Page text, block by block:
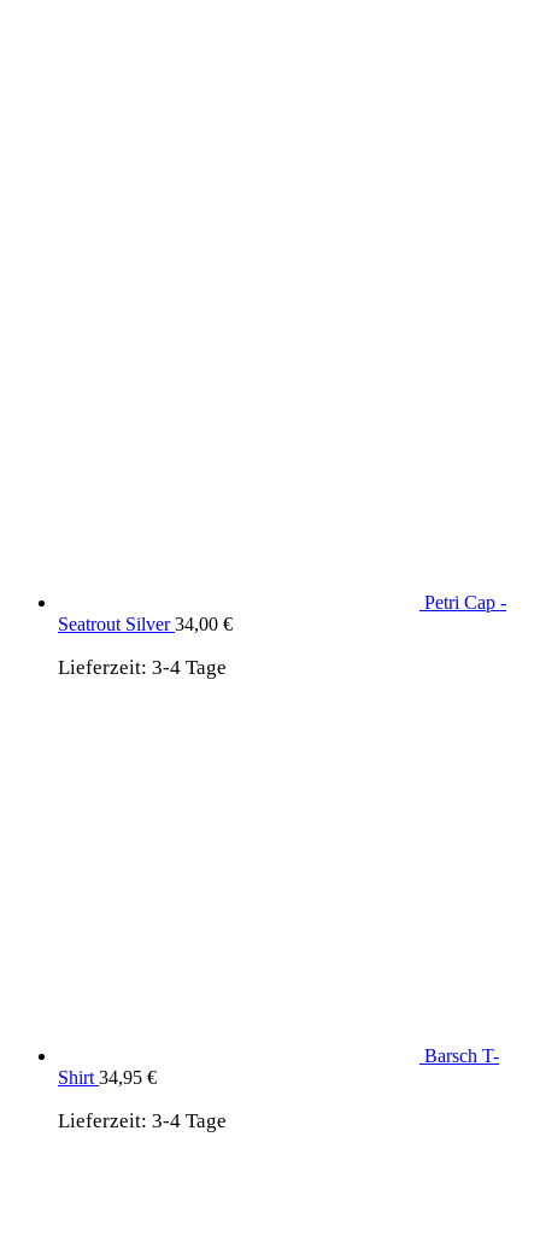
Petri Cap -
Seatrout Silver 34,00 €
Lieferzeit: 3-4 Tage
Barsch T-
Shirt 34,95 €
Lieferzeit: 3-4 Tage